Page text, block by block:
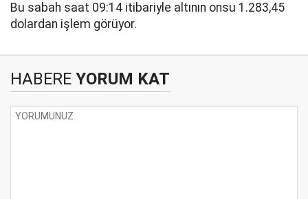
Bu sabah saat 09:14 itibariyle altının onsu 1.283,45
dolardan işlem görüyor.
HABERE YORUM KAT